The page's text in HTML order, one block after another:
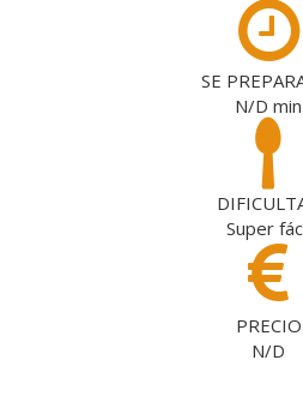
SE
N/D min
Super
PRECIO
N/D